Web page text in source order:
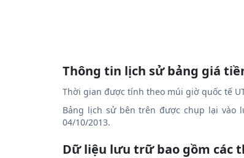
Thông tin lịch sử bảng giá
Thời gian được tính theo múi giờ quốc tế
Bảng lịch sử bên trên được chụp lại vào
04/10/2013.
Dữ liệu lưu trữ bao gồm các